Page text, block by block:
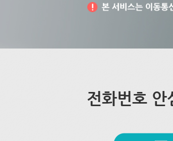
전화번호 안